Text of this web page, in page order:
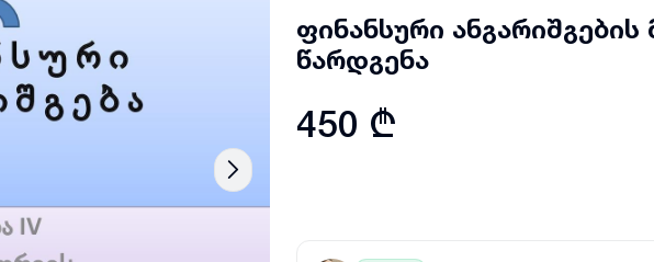
ფინანსური
წარდგენა
450 ₾